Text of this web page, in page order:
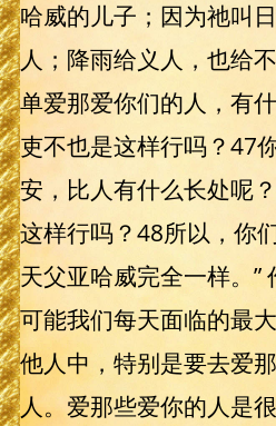
哈威的儿子；因为祂叫
人；降雨给义人，也给
单爱那爱你们的人，有
吏不也是这样行吗？47
安，比人有什么长处呢
这样行吗？48所以，你
天父亚哈威完全一样。”
可能我们每天面临的最
他人中，特别是要去爱
人。爱那些爱你的人是